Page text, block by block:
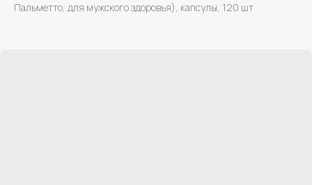
Пальметто, для мужского здоровья), капсулы, 120 шт